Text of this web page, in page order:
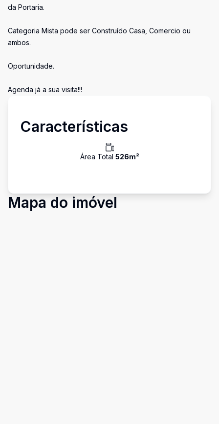
da Portaria.
Categoria Mista pode ser Construído Casa, Comercio ou
ambos.
Oportunidade.
Agenda já a sua visita!!!
Características
Área Total 526m²
Mapa do imóvel